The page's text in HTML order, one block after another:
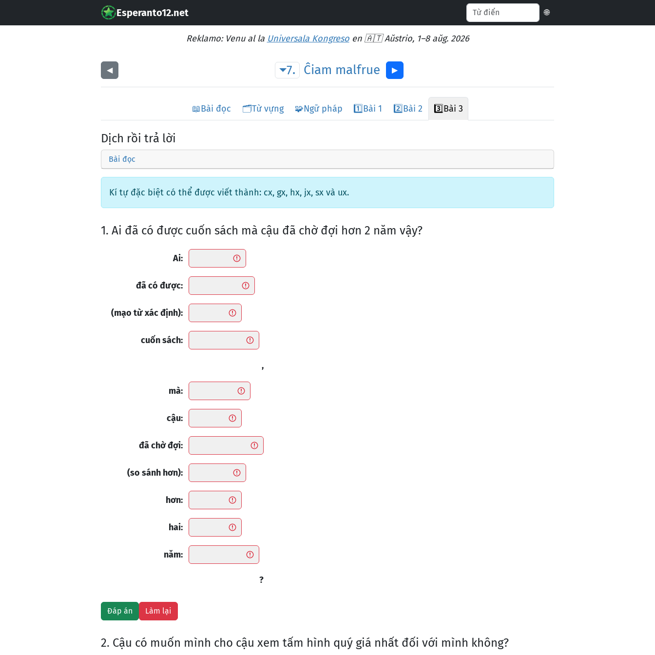
Esperanto12.net 🌐
Reklamo: Venu al la Universala Kongresoen 🇦🇹 Aŭstrio, 1–8 aŭg. 2026
◀︎ 7. Ĉiam malfrue ▶︎
📖Bài đọc 🗂️Từ vựng 🧩Ngữ pháp 1️⃣Bài 1 2️⃣Bài 2 3️⃣Bài 3
Dịch rồi trả lời
Bài đọc
Kí tự đặc biệt có thể được viết thành: cx, gx, hx, jx, sx và ux.
1. Ai đã có được cuốn sách mà cậu đã chờ đợi hơn 2 năm vậy?
Ai:
đã có được:
(mạo từ xác định):
cuốn sách:
,
mà:
cậu:
đã chờ đợi:
(so sánh hơn):
hơn:
hai:
năm:
?
2. Cậu có muốn mình cho cậu xem tấm hình quý giá nhất đối với mình không?